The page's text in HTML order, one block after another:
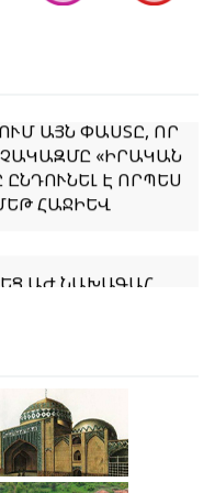
2026–2031
«ԻՐԱԿԱՆ
Է ՈՐՊԵՍ
ՀԱՋԻԵՎ
ՍՏՈՐԱԳՐԵՑ
ՆՇԱՆԱԿԵԼՈՒ
ԱՍԻԱՅԻ ԵՐԿՐՆԵՐԻ